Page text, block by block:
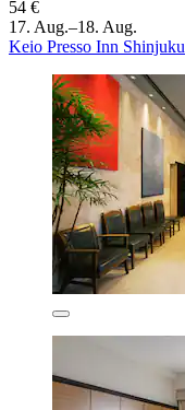
54 €
17. Aug.–18. Aug.
Keio Presso Inn Shinjuku